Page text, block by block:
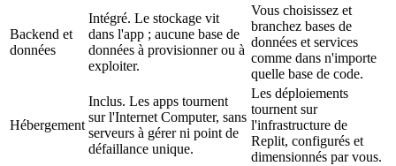
Backend et
données
Intégré. Le stockage vit
dans l'app ; aucune base de
données à provisionner ou à
exploiter.
Vous choisissez et
branchez bases de
données et services
comme dans n'importe
quelle base de code.
Hébergement
Inclus. Les apps tournent
sur l'Internet Computer, sans
serveurs à gérer ni point de
défaillance unique.
Les déploiements
tournent sur
l'infrastructure de
Replit, configurés et
dimensionnés par vous.